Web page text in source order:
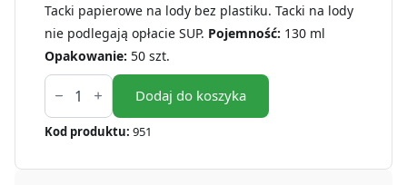
Tacki papierowe na lody bez plastiku. Tacki na lody
nie podlegają opłacie SUP. Pojemność: 130 ml
Opakowanie: 50 szt.
ilość
Tacki
lodowe
plastic
free
ml
Dodaj do koszyka
Kod produktu: 951